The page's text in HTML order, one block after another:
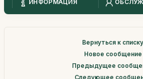
ИНФОРМАЦИЯ
Вернуться к списку
Новое сообщение
Предыдущее
Следующее